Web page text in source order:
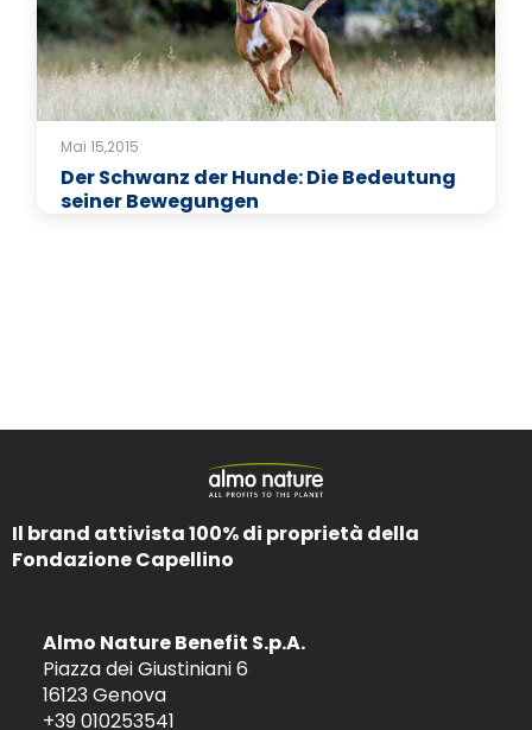
Mai 15,2015
Der Schwanz der Hunde: Die Bedeutung
seiner Bewegungen
Il brand attivista 100% di proprietà della
Fondazione Capellino
Almo Nature Benefit S.p.A.
Piazza dei Giustiniani 6
16123 Genova
+39 010253541